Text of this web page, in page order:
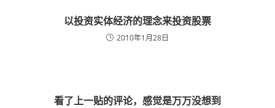
以投资实体经济的理念来投资股票
2010年1月28日
看了上一贴的评论，感觉是万万没想到